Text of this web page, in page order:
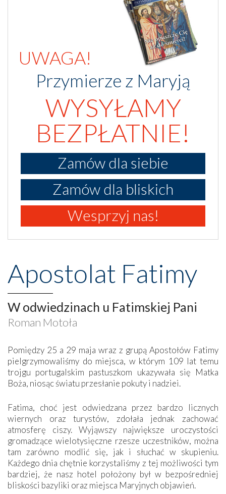
UWAGA!
Przymierze z Maryją
WYSYŁAMY
BEZPŁATNIE!
Zamów dla siebie
Zamów dla bliskich
Wesprzyj nas!
Apostolat Fatimy
W odwiedzinach u Fatimskiej Pani
Roman Motoła
Pomiędzy 25 a 29 maja wraz z grupą Apostołów Fatimy
pielgrzymowaliśmy do miejsca, w którym 109 lat temu
trojgu portugalskim pastuszkom ukazywała się Matka
Boża, niosąc światu przesłanie pokuty i nadziei.
Fatima, choć jest odwiedzana przez bardzo licznych
wiernych oraz turystów, zdołała jednak zachować
atmosferę ciszy. Wyjąwszy największe uroczystości
gromadzące wielotysięczne rzesze uczestników, można
tam zarówno modlić się, jak i słuchać w skupieniu.
Każdego dnia chętnie korzystaliśmy z tej możliwości tym
bardziej, że nasz hotel położony był w bezpośredniej
bliskości bazyliki oraz miejsca Maryjnych objawień.